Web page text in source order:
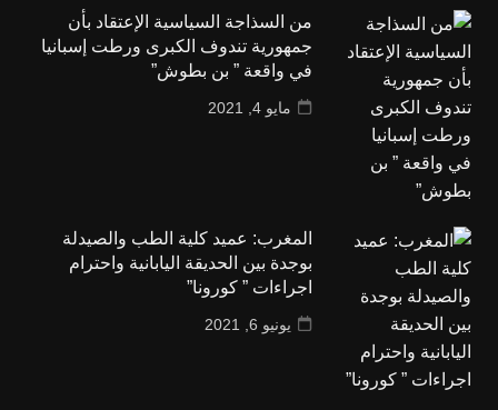
من السذاجة السياسية الإعتقاد بأن
جمهورية تندوف الكبرى ورطت إسبانيا
في واقعة ” بن بطوش”
مايو 4, 2021
المغرب: عميد كلية الطب والصيدلة
بوجدة بين الحديقة اليابانية واحترام
اجراءات ” كورونا”
يونيو 6, 2021